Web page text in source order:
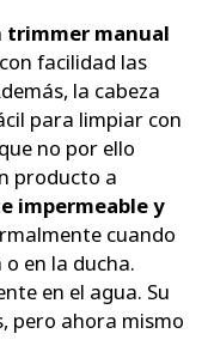
trimmer manual
facilidad las
la cabeza
para limpiar con
no por ello
producto a
impermeable y
cuando
en la ducha.
en el agua. Su
pero ahora mismo